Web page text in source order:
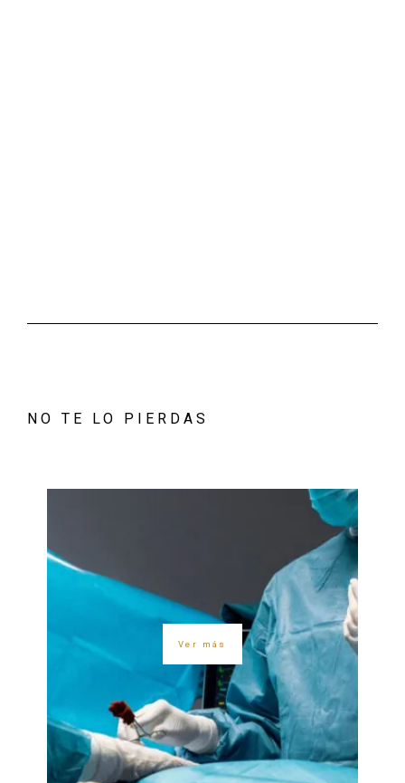
NO TE LO PIERDAS
Ver más